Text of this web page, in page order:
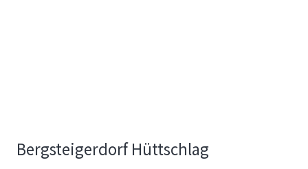
Bergsteigerdorf Hüttschlag